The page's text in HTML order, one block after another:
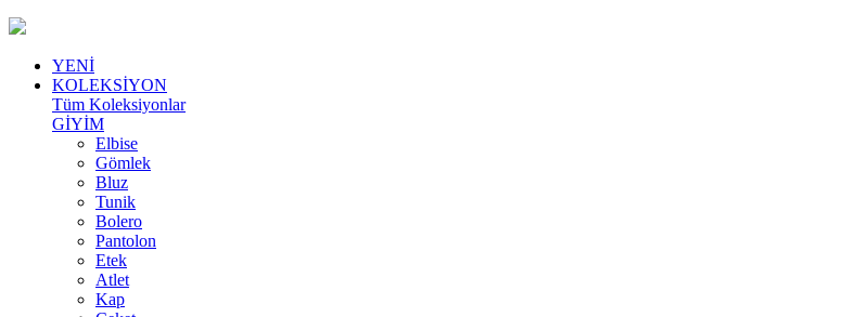
YENİ
KOLEKSİYON
Tüm Koleksiyonlar
GİYİM
Elbise
Gömlek
Bluz
Tunik
Bolero
Pantolon
Etek
Atlet
Kap